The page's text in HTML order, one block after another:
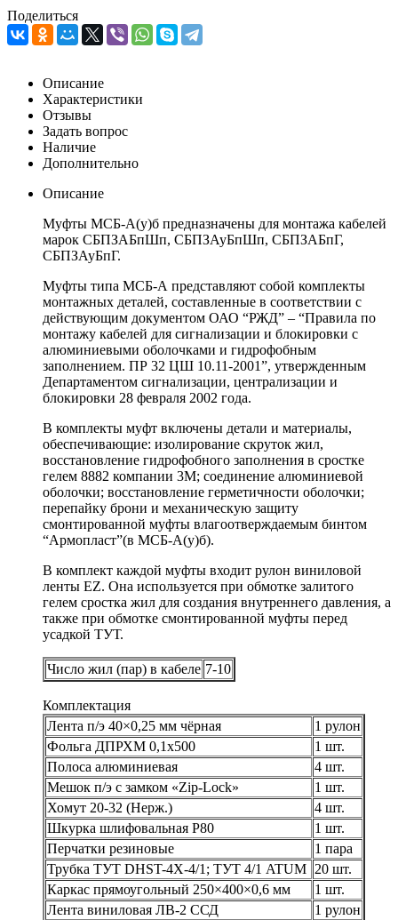
Поделиться
Описание
Характеристики
Отзывы
Задать вопрос
Наличие
Дополнительно
Описание
Муфты МСБ-А(у)б предназначены для монтажа кабелей
марок СБПЗАБпШп, СБПЗАуБпШп, СБПЗАБпГ,
СБПЗАуБпГ.
Муфты типа МСБ-А представляют собой комплекты
монтажных деталей, составленные в соответствии с
действующим документом ОАО “РЖД” – “Правила по
монтажу кабелей для сигнализации и блокировки с
алюминиевыми оболочками и гидрофобным
заполнением. ПР 32 ЦШ 10.11-2001”, утвержденным
Департаментом сигнализации, централизации и
блокировки 28 февраля 2002 года.
В комплекты муфт включены детали и материалы,
обеспечивающие: изолирование скруток жил,
восстановление гидрофобного заполнения в сростке
гелем 8882 компании 3М; соединение алюминиевой
оболочки; восстановление герметичности оболочки;
перепайку брони и механическую защиту
смонтированной муфты влагоотверждаемым бинтом
“Армопласт”(в МСБ-А(у)б).
В комплект каждой муфты входит рулон виниловой
ленты EZ. Она используется при обмотке залитого
гелем сростка жил для создания внутреннего давления, а
также при обмотке смонтированной муфты перед
усадкой ТУТ.
Число жил (пар) в кабеле 7-10
Комплектация
Лента п/э 40×0,25 мм чёрная
1 рулон
Фольга ДПРХМ 0,1х500
1 шт.
Полоса алюминиевая
4 шт.
Мешок п/э с замком «Zip-Lock»
1 шт.
Хомут 20-32 (Нерж.)
4 шт.
Шкурка шлифовальная Р80
1 шт.
Перчатки резиновые
1 пара
Трубка ТУТ DHST-4X-4/1; ТУТ 4/1 ATUM 20 шт.
Каркас прямоугольный 250×400×0,6 мм
1 шт.
Лента виниловая ЛВ-2 ССД
1 рулон